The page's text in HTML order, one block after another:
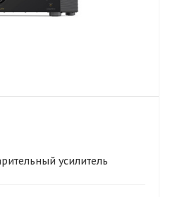
усилитель